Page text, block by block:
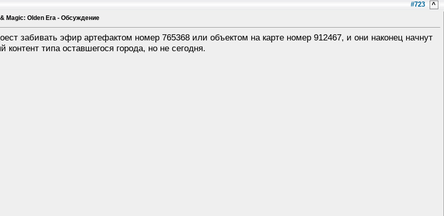
#723 ^
Magic: Olden Era - Обсуждение
забивать эфир артефактом номер 765368 или объектом на карте номер 912467, и они наконец начнут
контент типа оставшегося города, но не сегодня.